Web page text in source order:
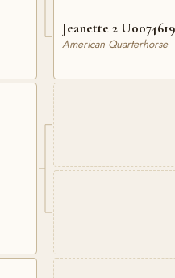
Jeanette 2 U0074619
American Quarterhorse